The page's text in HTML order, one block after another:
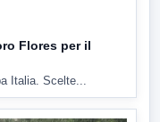
Flores per il
Italia. Scelte...